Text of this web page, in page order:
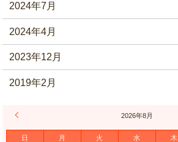
2024年7月
2024年4月
2023年12月
2019年2月
2026年8月
日 月 火 水 木